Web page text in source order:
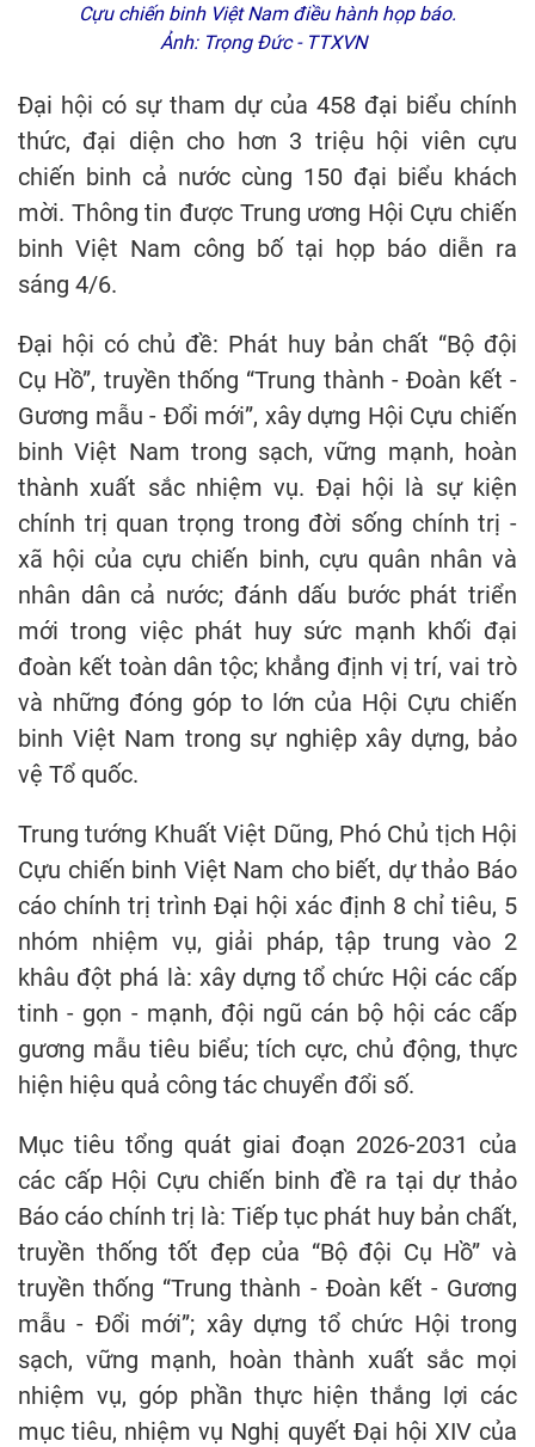
Cựu chiến binh Việt Nam điều hành họp báo.
Ảnh: Trọng Đức - TTXVN
Đại hội có sự tham dự của 458 đại biểu chính
thức, đại diện cho hơn 3 triệu hội viên cựu
chiến binh cả nước cùng 150 đại biểu khách
mời. Thông tin được Trung ương Hội Cựu chiến
binh Việt Nam công bố tại họp báo diễn ra
sáng 4/6.
Đại hội có chủ đề: Phát huy bản chất “Bộ đội
Cụ Hồ”, truyền thống “Trung thành - Đoàn kết -
Gương mẫu - Đổi mới”, xây dựng Hội Cựu chiến
binh Việt Nam trong sạch, vững mạnh, hoàn
thành xuất sắc nhiệm vụ. Đại hội là sự kiện
chính trị quan trọng trong đời sống chính trị -
xã hội của cựu chiến binh, cựu quân nhân và
nhân dân cả nước; đánh dấu bước phát triển
mới trong việc phát huy sức mạnh khối đại
đoàn kết toàn dân tộc; khẳng định vị trí, vai trò
và những đóng góp to lớn của Hội Cựu chiến
binh Việt Nam trong sự nghiệp xây dựng, bảo
vệ Tổ quốc.
Trung tướng Khuất Việt Dũng, Phó Chủ tịch Hội
Cựu chiến binh Việt Nam cho biết, dự thảo Báo
cáo chính trị trình Đại hội xác định 8 chỉ tiêu, 5
nhóm nhiệm vụ, giải pháp, tập trung vào 2
khâu đột phá là: xây dựng tổ chức Hội các cấp
tinh - gọn - mạnh, đội ngũ cán bộ hội các cấp
gương mẫu tiêu biểu; tích cực, chủ động, thực
hiện hiệu quả công tác chuyển đổi số.
Mục tiêu tổng quát giai đoạn 2026-2031 của
các cấp Hội Cựu chiến binh đề ra tại dự thảo
Báo cáo chính trị là: Tiếp tục phát huy bản chất,
truyền thống tốt đẹp của “Bộ đội Cụ Hồ” và
truyền thống “Trung thành - Đoàn kết - Gương
mẫu - Đổi mới”; xây dựng tổ chức Hội trong
sạch, vững mạnh, hoàn thành xuất sắc mọi
nhiệm vụ, góp phần thực hiện thắng lợi các
mục tiêu, nhiệm vụ Nghị quyết Đại hội XIV của